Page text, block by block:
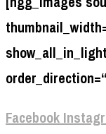
Facebook